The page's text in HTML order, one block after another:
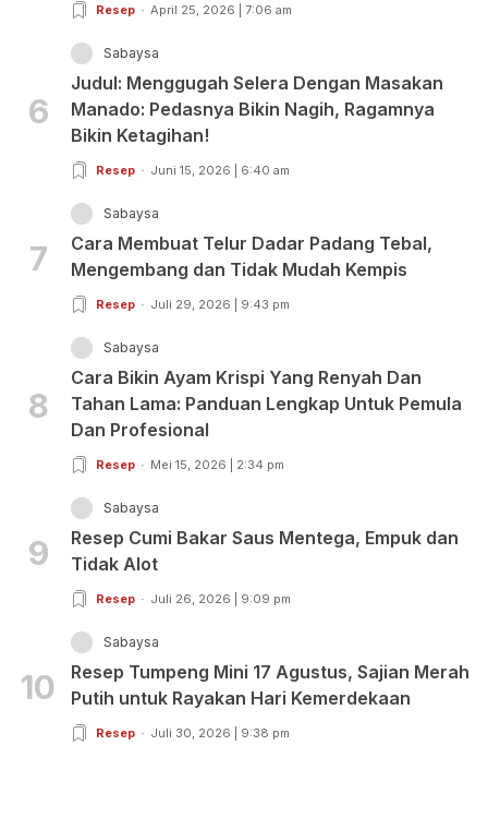
Resep April 25, 2026 | 7:06 am
6
Sabaysa
Judul: Menggugah Selera Dengan Masakan
Manado: Pedasnya Bikin Nagih, Ragamnya
Bikin Ketagihan!
Resep Juni 15, 2026 | 6:40 am
7
Sabaysa
Cara Membuat Telur Dadar Padang Tebal,
Mengembang dan Tidak Mudah Kempis
Resep Juli 29, 2026 | 9:43 pm
8
Sabaysa
Cara Bikin Ayam Krispi Yang Renyah Dan
Tahan Lama: Panduan Lengkap Untuk Pemula
Dan Profesional
Resep Mei 15, 2026 | 2:34 pm
9
Sabaysa
Resep Cumi Bakar Saus Mentega, Empuk dan
Tidak Alot
Resep Juli 26, 2026 | 9:09 pm
10
Sabaysa
Resep Tumpeng Mini 17 Agustus, Sajian Merah
Putih untuk Rayakan Hari Kemerdekaan
Resep Juli 30, 2026 | 9:38 pm